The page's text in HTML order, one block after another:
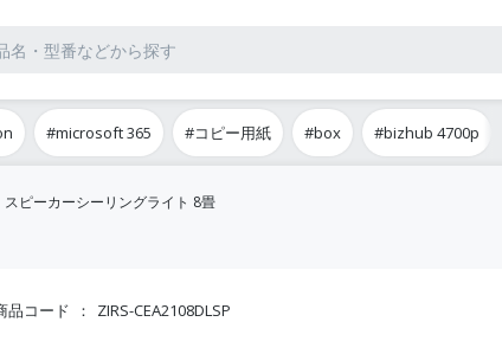
#microsoft 365 #コピー用紙 #box #bizhub 4700p
スピーカーシーリングライト 8畳
品コード ZIRS-CEA2108DLSP